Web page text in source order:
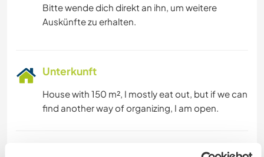
Bitte wende dich direkt an ihn, um weitere
Auskünfte zu erhalten.
Unterkunft
House with 150 m², I mostly eat out, but if we can
find another way of organizing, I am open.